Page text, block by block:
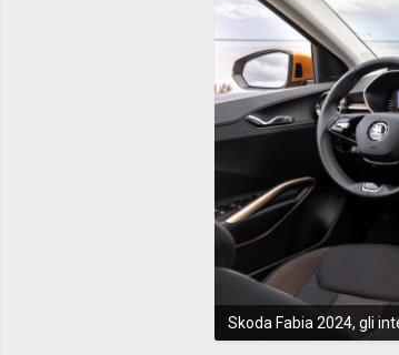
Skoda Fabia 2024, gli